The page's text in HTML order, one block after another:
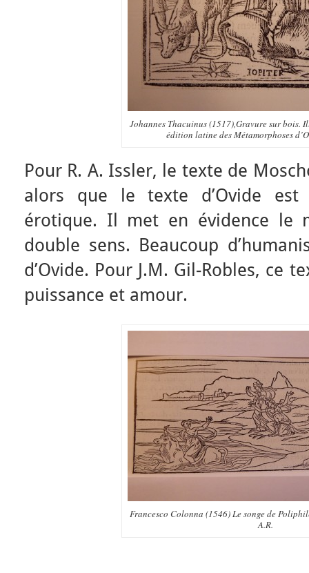
Johannes Thacuinus (1517),Gravure sur bois.
édition latine des Métamorphoses
Pour R. A. Issler, le texte de
alors que le texte d’Ovide est
érotique. Il met en évidence le
double sens. Beaucoup
d’Ovide. Pour J.M. Gil-Robles, ce
puissance et amour.
Francesco Colonna (1546) Le songe de
A.R.